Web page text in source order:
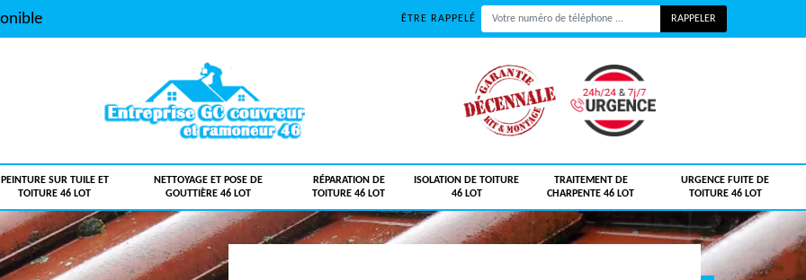
ÊTRE RAPPELÉ
PEINTURE SUR TUILE ET
TOITURE 46 LOT
NETTOYAGE ET POSE DE
GOUTTIÈRE 46 LOT
RÉPARATION DE
TOITURE 46 LOT
ISOLATION DE TOITURE
46 LOT
TRAITEMENT DE
CHARPENTE 46 LOT
URGENCE FUITE DE
TOITURE 46 LOT